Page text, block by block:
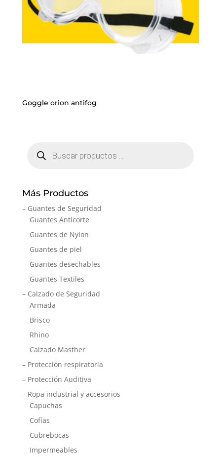
Goggle orion antifog
productos
Más Productos
– Guantes de Seguridad
Guantes Anticorte
Guantes de Nylon
Guantes de piel
Guantes desechables
Guantes Textiles
– Calzado de Seguridad
Armada
Brisco
Rhino
Calzado Masther
– Protección respiratoria
– Protección Auditiva
– Ropa industrial y accesorios
Capuchas
Cofías
Cubrebocas
Impermeables